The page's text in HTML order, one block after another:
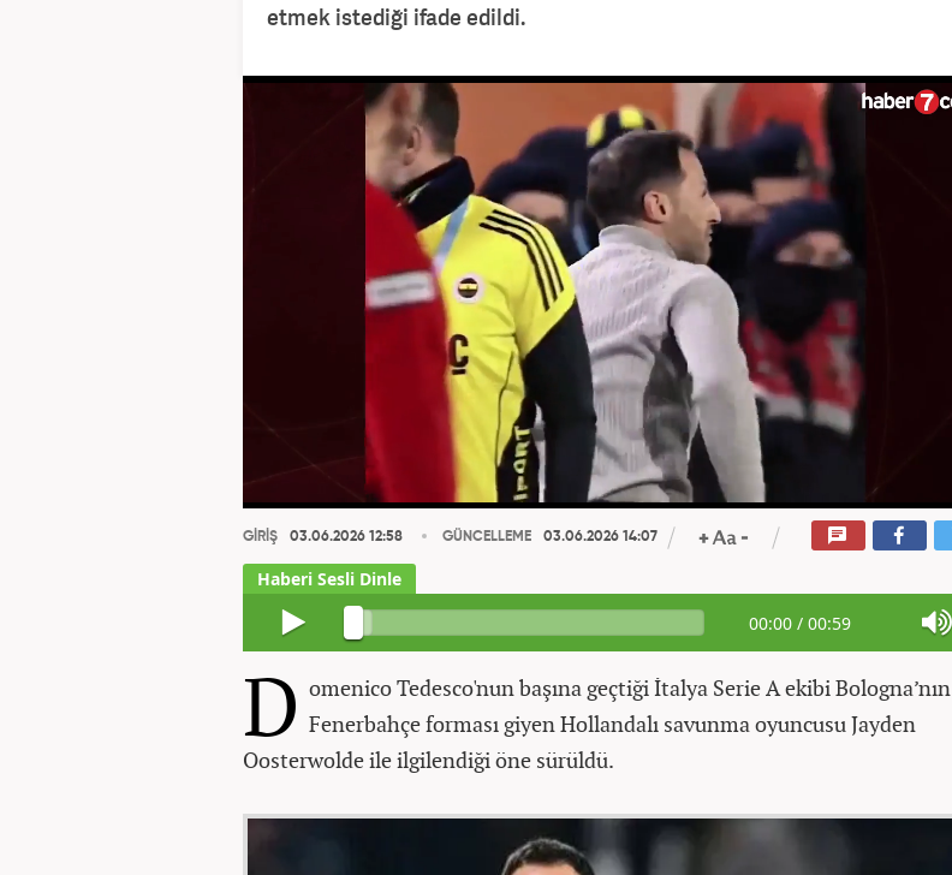
etmek istediği ifade edildi.
GİRİŞ 03.06.2026 12:58 GÜNCELLEME 03.06.2026 14:07
00:00 / 00:59
D omenico Tedesco'nun başına geçtiği İtalya Serie A ekibi Bologna’nın
Fenerbahçe forması giyen Hollandalı savunma oyuncusu Jayden
Oosterwolde ile ilgilendiği öne sürüldü.